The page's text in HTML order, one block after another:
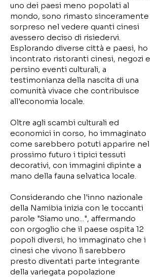
uno dei paesi meno popolati al
mondo, sono rimasto sinceramente
sorpreso nel vedere quanti cinesi
avessero deciso di risiedervi.
Esplorando diverse città e paesi, ho
incontrato ristoranti cinesi, negozi e
persino eventi culturali, a
testimonianza della nascita di una
comunità vivace che contribuisce
all'economia locale.
Oltre agli scambi culturali ed
economici in corso, ho immaginato
come sarebbero potuti apparire nel
prossimo futuro i tipici tessuti
decorativi, con immagini dipinte a
mano della fauna selvatica locale.
Considerando che l'inno nazionale
della Namibia inizia con le toccanti
parole "Siamo uno...", affermando
con orgoglio che il paese ospita 12
popoli diversi, ho immaginato che i
cinesi che vivono lì sarebbero
presto diventati parte integrante
della variegata popolazione